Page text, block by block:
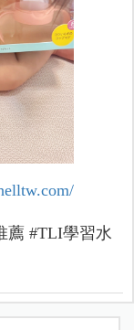
薦 #TLI學習水